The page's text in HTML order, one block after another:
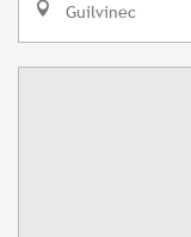
Guilvinec